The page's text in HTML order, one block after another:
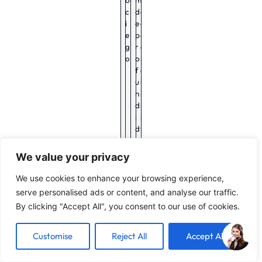
We value your privacy
We use cookies to enhance your browsing experience,
serve personalised ads or content, and analyse our traffic.
By clicking "Accept All", you consent to our use of cookies.
Customise Reject All Accept All
c
i
e
g
o
d
e
p
r
o
f
u
n
d
i
d
a
a
c
c
e
s
o
l
i
m
i
t
a
A
g
u
r
o
V
a
r
b
l
S
e
g
S
F
i
j
i
ó